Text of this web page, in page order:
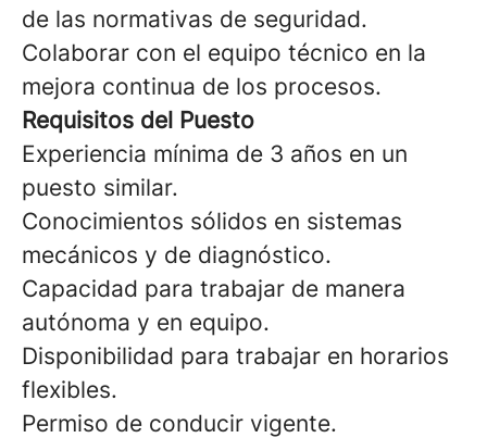
de las normativas de seguridad.
Colaborar con el equipo técnico en la
mejora continua de los procesos.
Requisitos del Puesto
Experiencia mínima de 3 años en un
puesto similar.
Conocimientos sólidos en sistemas
mecánicos y de diagnóstico.
Capacidad para trabajar de manera
autónoma y en equipo.
Disponibilidad para trabajar en horarios
flexibles.
Permiso de conducir vigente.